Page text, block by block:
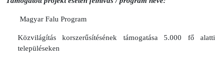
Magyar Falu Program
Közvilágítás korszerűsítésének támogatása 5.000 fő alatti
településeken